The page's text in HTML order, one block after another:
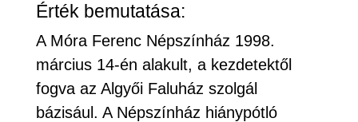
Érték bemutatása:
A Móra Ferenc Népszínház 1998.
március 14-én alakult, a kezdetektől
fogva az Algyői Faluház szolgál
bázisául. A Népszínház hiánypótló